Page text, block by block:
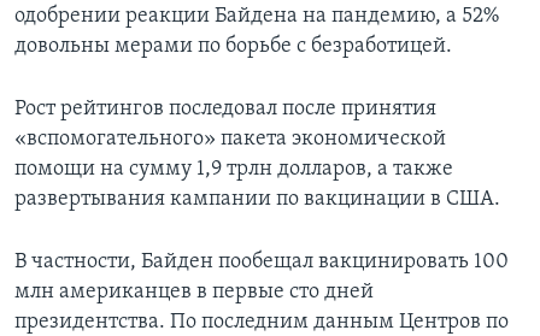
одобрении реакции Байдена на пандемию, а 52%
довольны мерами по борьбе с безработицей.
Рост рейтингов последовал после принятия
«вспомогательного» пакета экономической
помощи на сумму 1,9 трлн долларов, а также
развертывания кампании по вакцинации в США.
В частности, Байден пообещал вакцинировать 100
млн американцев в первые сто дней
президентства. По последним данным Центров по